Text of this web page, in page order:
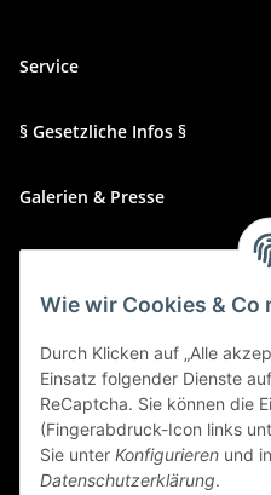
Wie wir Cookies & Co
Durch Klicken auf „Alle
Einsatz folgender Dienste
ReCaptcha. Sie können die
(Fingerabdruck-Icon links
Sie unter Konfigurieren und
Datenschutzerklärung.
Service
§ Gesetzliche Infos §
Galerien & Presse
Zahlungsmethoden